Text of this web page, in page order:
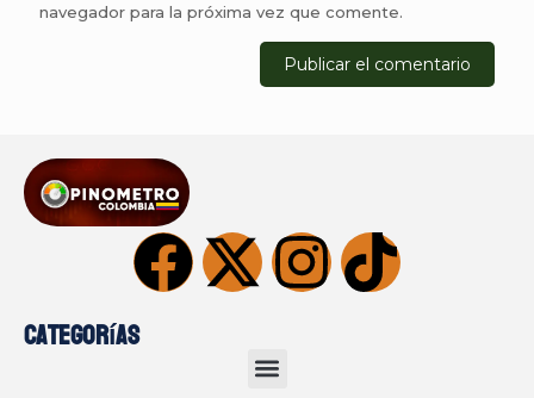
navegador para la próxima vez que comente.
Categorías